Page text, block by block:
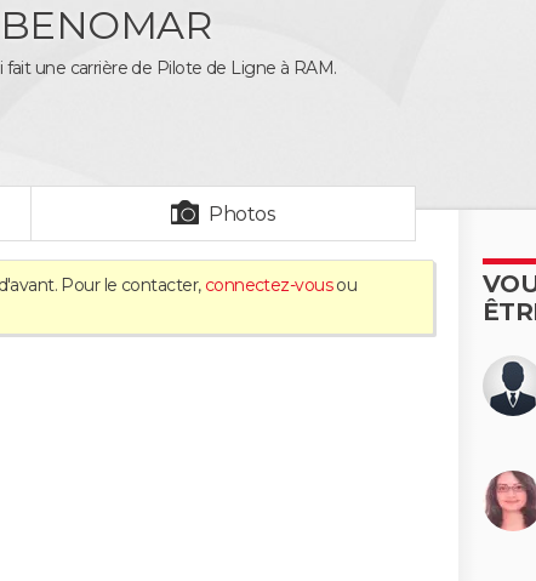
fait une carrière de Pilote de Ligne à RAM.
Photos
Pour le contacter, connectez-vousou